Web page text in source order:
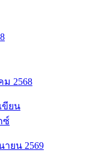
2568
ขียน
ซ์
ยน 2569